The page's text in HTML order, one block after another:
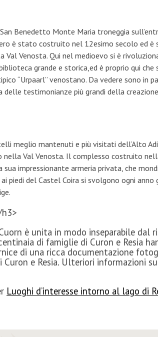
Benedetto Monte Maria troneggia
è stato costruito nel 12esimo secolo ed
Val Venosta. Qui nel medioevo si è
grande e storica,ed è proprio qui che
“Urpaarl” venostano. Da vedere sono in
testimonianze più grandi della
meglio mantenuti e più visitati dell’Alto
nella Val Venosta. Il complesso costruito
impressionante armeria privata, che
piedi del Castel Coira si svolgono ogni
è unita in modo inseparabile dal
di famiglie di Curon e Resia
di una ricca documentazione
Curon e Resia. Ulteriori informazioni
Luoghi d’interesse intorno al lago di